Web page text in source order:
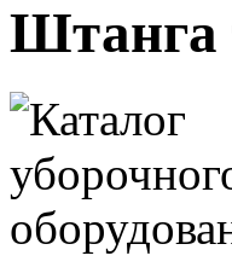
Штанга